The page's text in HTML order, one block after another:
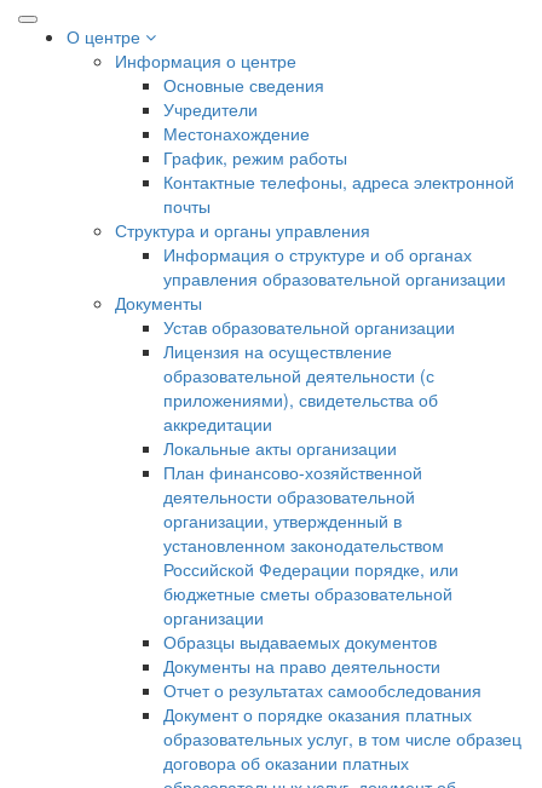
О центре
Информация о центре
Основные сведения
Учредители
Местонахождение
График, режим работы
Контактные телефоны, адреса электронной
почты
Структура и органы управления
Информация о структуре и об органах
управления образовательной организации
Документы
Устав образовательной организации
Лицензия на осуществление
образовательной деятельности (с
приложениями), свидетельства об
аккредитации
Локальные акты организации
План финансово-хозяйственной
деятельности образовательной
организации, утвержденный в
установленном законодательством
Российской Федерации порядке, или
бюджетные сметы образовательной
организации
Образцы выдаваемых документов
Документы на право деятельности
Отчет о результатах самообследования
Документ о порядке оказания платных
образовательных услуг, в том числе образец
договора об оказании платных